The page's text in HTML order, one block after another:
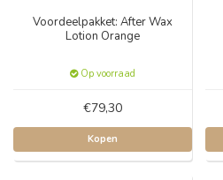
Voordeelpakket: After Wax
Lotion Orange
Op voorraad
€79,30
Kopen